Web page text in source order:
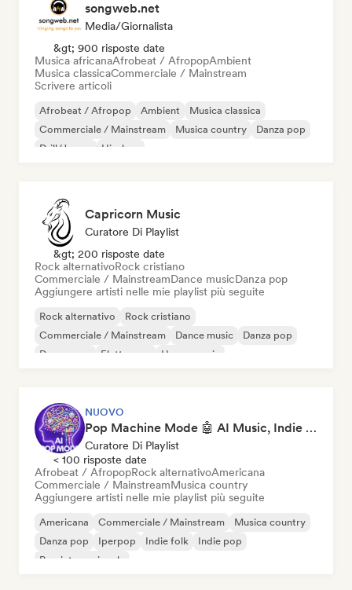
songweb.net
Media/Giornalista
&gt; 900 risposte date
Musica africanaAfrobeat / AfropopAmbient
Musica classicaCommerciale / Mainstream
Scrivere articoli
Afrobeat / Afropop Ambient
Musica classica
Commerciale / Mainstream
Musica country
Danza pop
Drill/Jersey
Hip-hop
Capricorn Music
Curatore Di Playlist
&gt; 200 risposte date
Rock alternativoRock cristiano
Commerciale / MainstreamDance musicDanza pop
Aggiungere artisti nelle mie playlist più seguite
Rock alternativo
Rock cristiano
Commerciale / Mainstream
Dance music
Danza pop
Dream pop
Elettropop House music
NUOVO
Pop Machine Mode 🤖 AI Music, Indie Pop & Dream Pop
Curatore Di Playlist
< 100 risposte date
Afrobeat / AfropopRock alternativoAmericana
Commerciale / MainstreamMusica country
Aggiungere artisti nelle mie playlist più seguite
Americana Commerciale / Mainstream
Musica country
Danza pop
Iperpop Indie folk
Indie pop
Pop internazionale